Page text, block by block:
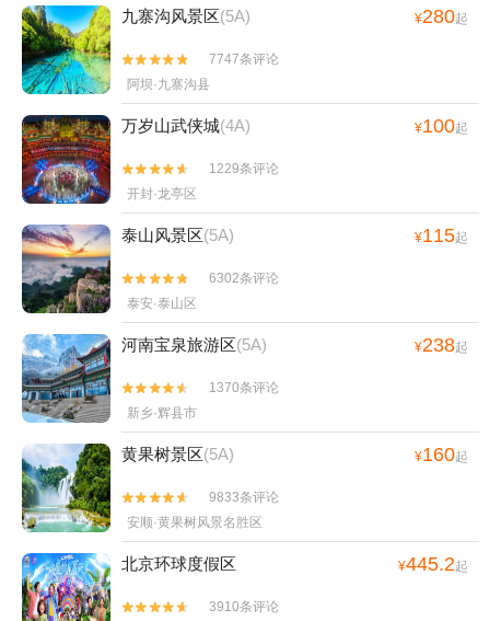
九寨沟风景区(5A) ¥280起


7747条评论
阿坝·九寨沟县
万岁山武侠城(4A) ¥100起


1229条评论
开封·龙亭区
泰山风景区(5A) ¥115起


6302条评论
泰安·泰山区
河南宝泉旅游区(5A) ¥238起


1370条评论
新乡·辉县市
黄果树景区(5A) ¥160起


9833条评论
安顺·黄果树风景名胜区
北京环球度假区 ¥445.2起

 3910条评论